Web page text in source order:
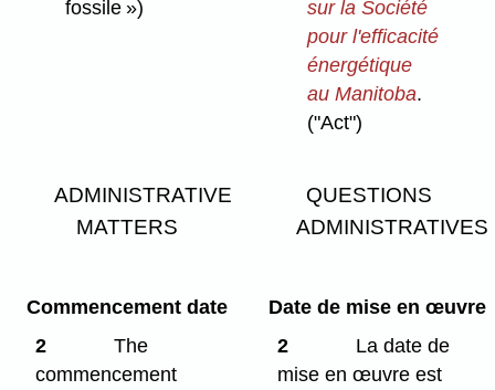
fossile »)
sur la Société
pour l'efficacité
énergétique
au Manitoba.
("Act")
ADMINISTRATIVE
MATTERS
QUESTIONS
ADMINISTRATIVES
Commencement date
2
The
commencement
Date de mise en œuvre
2
La date de
mise en œuvre est